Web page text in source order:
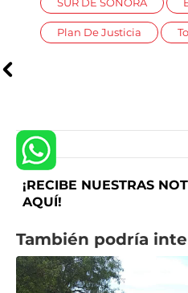
Plan De Justicia
¡RECIBE NUESTRAS
AQUÍ!
También podría